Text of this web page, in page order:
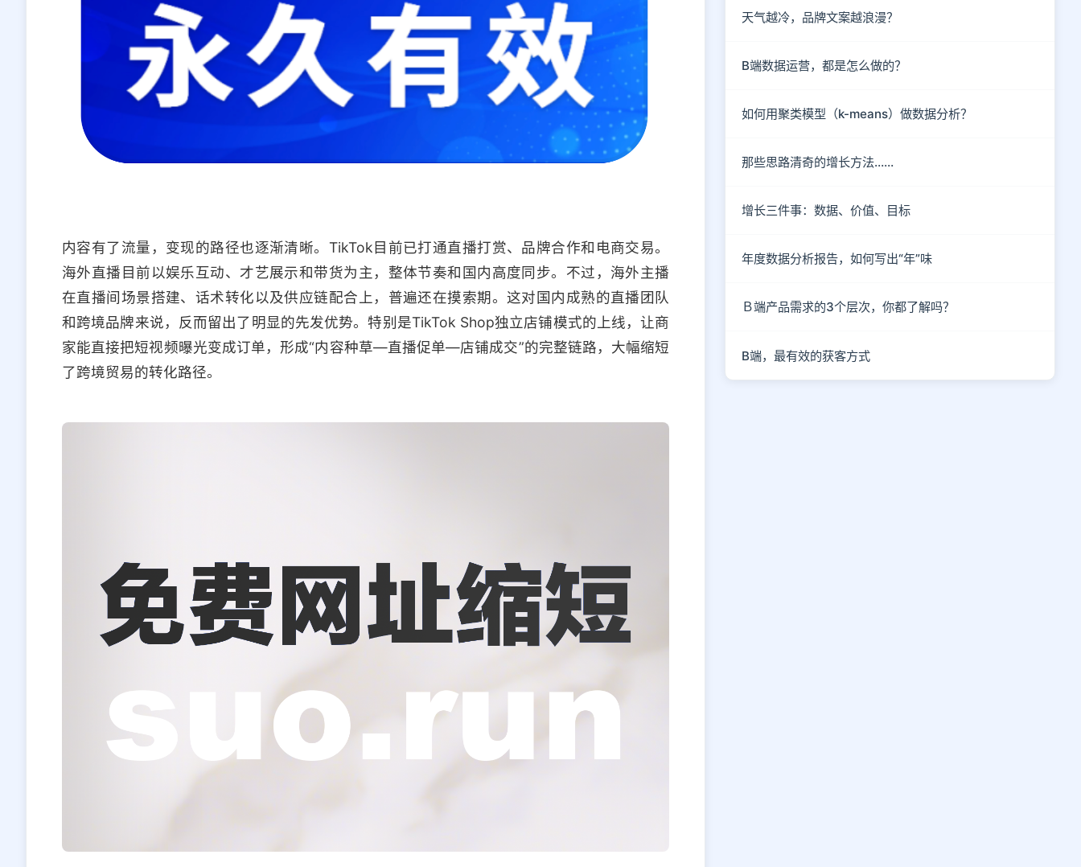
内容有了流量，变现的路径也逐渐清晰。TikTok目前已打通直播打赏、品牌合作和电商交易。
海外直播目前以娱乐互动、才艺展示和带货为主，整体节奏和国内高度同步。不过，海外主播
在直播间场景搭建、话术转化以及供应链配合上，普遍还在摸索期。这对国内成熟的直播团队
和跨境品牌来说，反而留出了明显的先发优势。特别是TikTok Shop独立店铺模式的上线，让商
家能直接把短视频曝光变成订单，形成“内容种草—直播促单—店铺成交”的完整链路，大幅缩短
了跨境贸易的转化路径。
天气越冷，品牌文案越浪漫？
B端数据运营，都是怎么做的？
如何用聚类模型（k-means）做数据分析？
那些思路清奇的增长方法……
增长三件事：数据、价值、目标
年度数据分析报告，如何写出“年”味
Ｂ端产品需求的3个层次，你都了解吗？
B端，最有效的获客方式